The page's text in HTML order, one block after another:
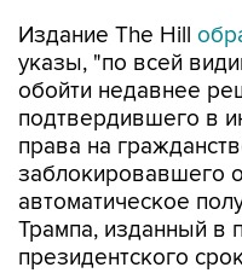
Издание The Hill
указы, "по всей
обойти недавнее
подтвердившего в
права на
заблокировавшего
автоматическое
Трампа, изданный в
президентского